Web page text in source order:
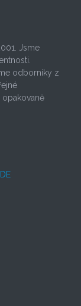
Jsme
odborníky z
opakovaně